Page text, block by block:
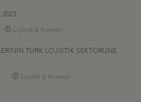
Lojistik İş Konseyi
TÜRK LOJİSTİK SEKTÖRÜNE
Lojistik İş Konseyi